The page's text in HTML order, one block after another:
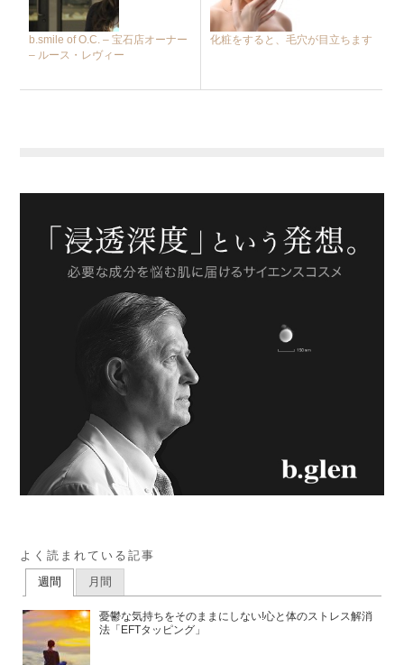
b.smile of O.C. – 宝石店オーナー
– ルース・レヴィー
化粧をすると、毛穴が目立ちます
よく読まれている記事
週間 月間
憂鬱な気持ちをそのままにしない!心と体のストレス解消
法「EFTタッピング」